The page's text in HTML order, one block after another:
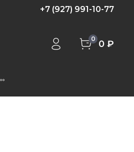
+7 (927) 991-10-77
0 0 ₽